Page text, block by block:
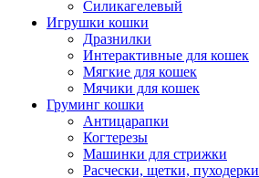
Силикагелевый
Игрушки кошки
Дразнилки
Интерактивные для кошек
Мягкие для кошек
Мячики для кошек
Груминг кошки
Антицарапки
Когтерезы
Машинки для стрижки
Расчески, щетки, пуходерки